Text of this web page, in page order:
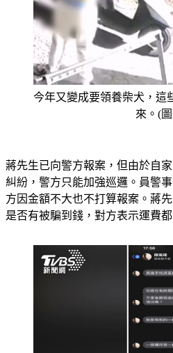
今年又變成要領養柴犬，這
來。(
蔣先生已向警方報案，但由於自
糾紛，警方只能加強巡邏。員警
方因金額不大也不打算報案。蔣
是否有被騙到錢，對方表示運費